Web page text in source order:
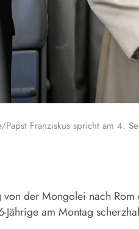
Franziskus spricht am 4.
von der Mongolei nach
Jährige am Montag